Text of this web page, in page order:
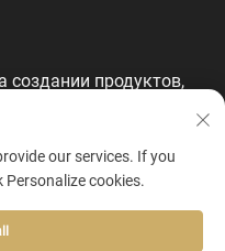
создании продуктов,
услуги по
our services. If you
cookies.